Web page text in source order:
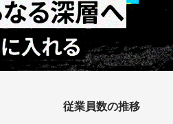
従業員数の推移